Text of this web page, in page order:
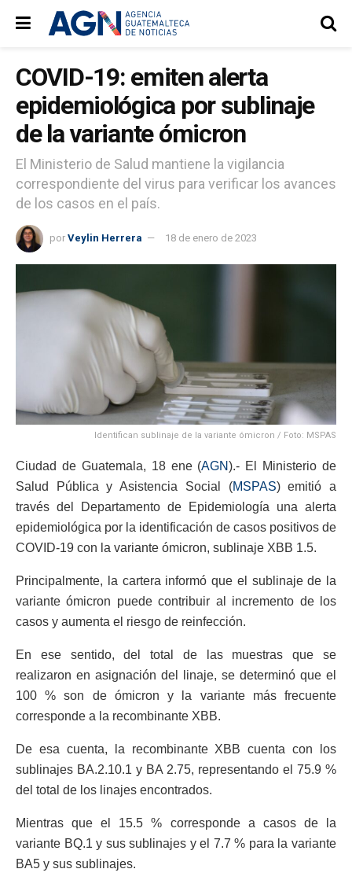
COVID-19: emiten alerta
epidemiológica por sublinaje
de la variante ómicron
El Ministerio de Salud mantiene la vigilancia
correspondiente del virus para verificar los avances
de los casos en el país.
por Veylin Herrera 18 de enero de 2023
Identifican sublinaje de la variante ómicron / Foto: MSPAS
Ciudad de Guatemala, 18 ene (AGN).- El Ministerio de
Salud Pública y Asistencia Social (MSPAS) emitió a
través del Departamento de Epidemiología una alerta
epidemiológica por la identificación de casos positivos de
COVID-19 con la variante ómicron, sublinaje XBB 1.5.
Principalmente, la cartera informó que el sublinaje de la
variante ómicron puede contribuir al incremento de los
casos y aumenta el riesgo de reinfección.
En ese sentido, del total de las muestras que se
realizaron en asignación del linaje, se determinó que el
100 % son de ómicron y la variante más frecuente
corresponde a la recombinante XBB.
De esa cuenta, la recombinante XBB cuenta con los
sublinajes BA.2.10.1 y BA 2.75, representando el 75.9 %
del total de los linajes encontrados.
Mientras que el 15.5 % corresponde a casos de la
variante BQ.1 y sus sublinajes y el 7.7 % para la variante
BA5 y sus sublinajes.